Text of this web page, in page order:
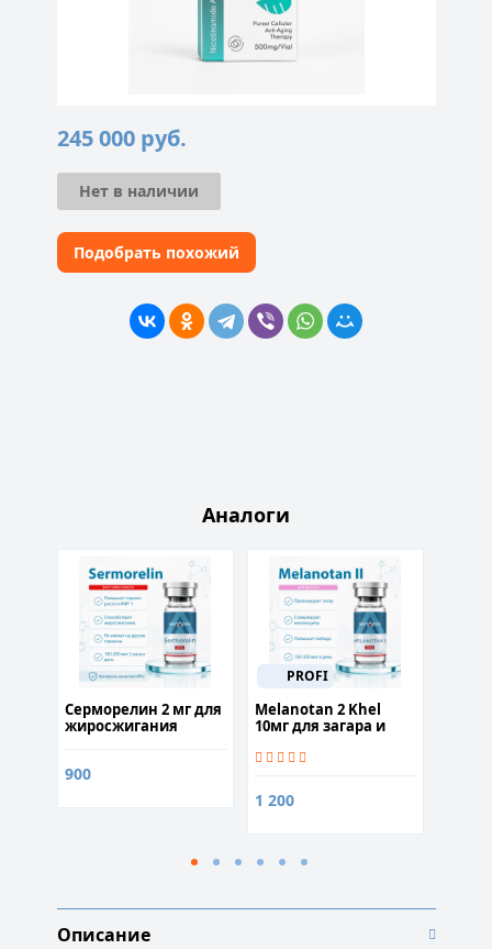
245 000 руб.
Нет в наличии
Подобрать похожий
Аналоги
Серморелин 2 мг для
жиросжигания
900
PROFI
Melanotan 2 Khel
10мг для загара и
1 200
Описание